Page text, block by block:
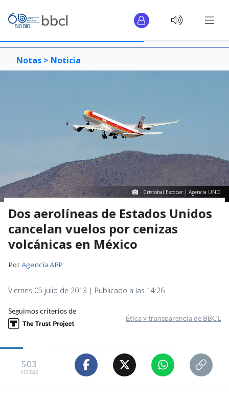
Notas > Noticia
Cristobal Escobar | Agencia UNO
Dos aerolíneas de Estados Unidos
cancelan vuelos por cenizas
volcánicas en México
PorAgencia AFP
Viernes 05 julio de 2013 | Publicado a las 14:26
Seguimos criterios de
Ética y transparencia de BBCL
503
visitas